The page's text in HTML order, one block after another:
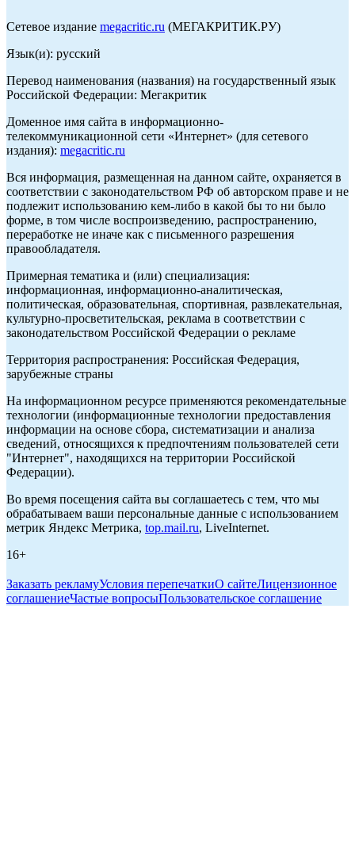
Сетевое издание megacritic.ru (МЕГАКРИТИК.РУ)
Язык(и): русский
Перевод наименования (названия) на государственный язык
Российской Федерации: Мегакритик
Доменное имя сайта в информационно-
телекоммуникационной сети «Интернет» (для сетевого
издания): megacritic.ru
Вся информация, размещенная на данном сайте, охраняется в
соответствии с законодательством РФ об авторском праве и не
подлежит использованию кем-либо в какой бы то ни было
форме, в том числе воспроизведению, распространению,
переработке не иначе как с письменного разрешения
правообладателя.
Примерная тематика и (или) специализация:
информационная, информационно-аналитическая,
политическая, образовательная, спортивная, развлекательная,
культурно-просветительская, реклама в соответствии с
законодательством Российской Федерации о рекламе
Территория распространения: Российская Федерация,
зарубежные страны
На информационном ресурсе применяются рекомендательные
технологии (информационные технологии предоставления
информации на основе сбора, систематизации и анализа
сведений, относящихся к предпочтениям пользователей сети
"Интернет", находящихся на территории Российской
Федерации).
Во время посещения сайта вы соглашаетесь с тем, что мы
обрабатываем ваши персональные данные с использованием
метрик Яндекс Метрика, top.mail.ru, LiveInternet.
16+
Заказать рекламуУсловия перепечаткиО сайтеЛицензионное
соглашениеЧастые вопросыПользовательское соглашение